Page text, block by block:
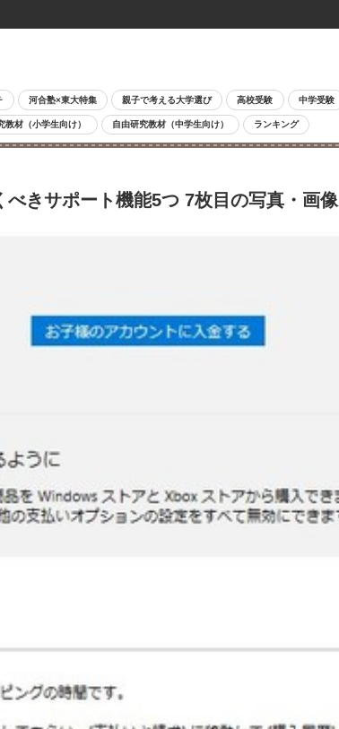
河合塾×東大特集 親子で考える大学選び 高校受験 中学受験
教材（小学生向け） 自由研究教材（中学生向け） ランキング
きサポート機能5つ 7枚目の写真・画像